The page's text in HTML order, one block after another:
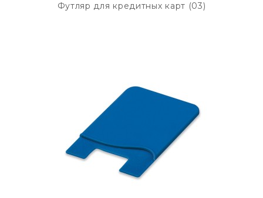
Футляр для кредитных карт (03)